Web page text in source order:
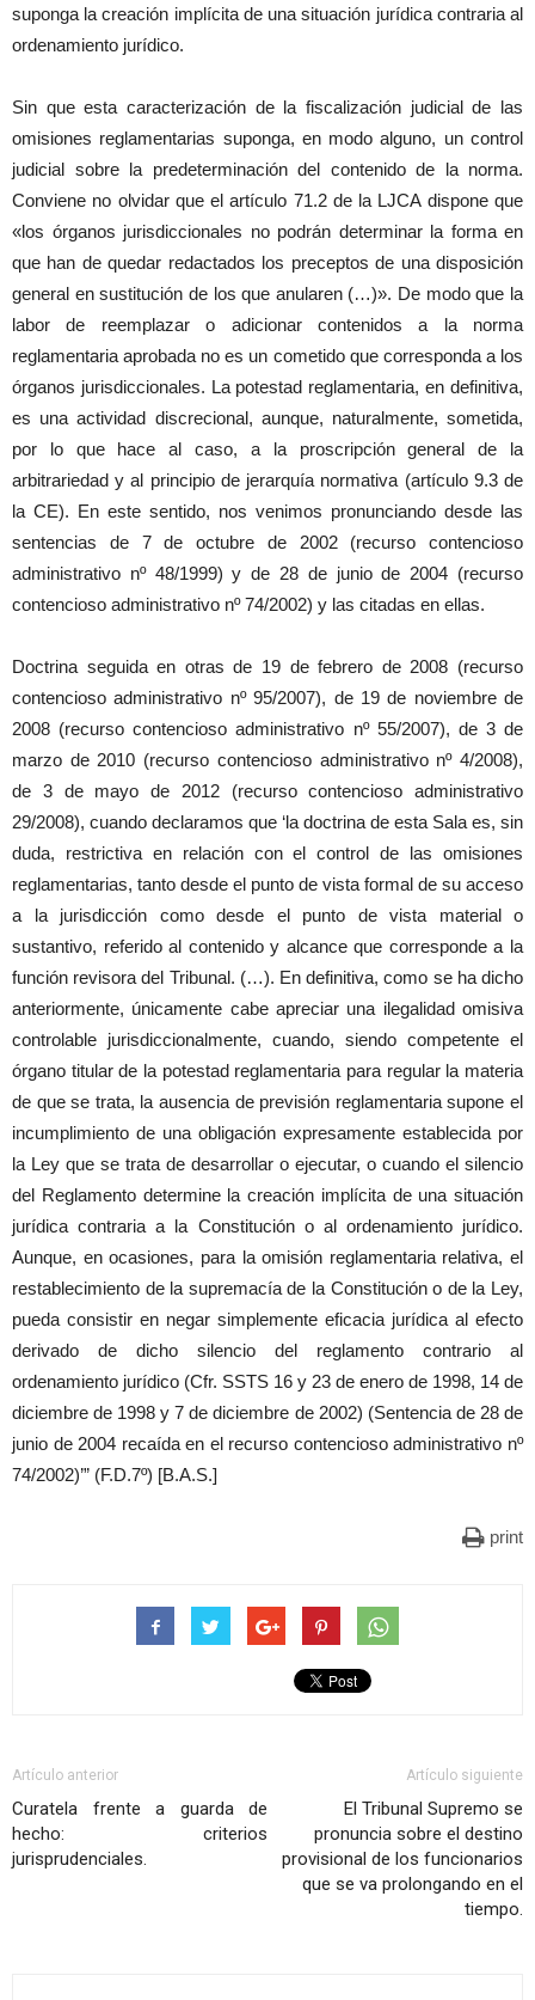
suponga la creación implícita de una situación jurídica contraria al
ordenamiento jurídico.
Sin que esta caracterización de la fiscalización judicial de las
omisiones reglamentarias suponga, en modo alguno, un control
judicial sobre la predeterminación del contenido de la norma.
Conviene no olvidar que el artículo 71.2 de la LJCA dispone que
«los órganos jurisdiccionales no podrán determinar la forma en
que han de quedar redactados los preceptos de una disposición
general en sustitución de los que anularen (…)». De modo que la
labor de reemplazar o adicionar contenidos a la norma
reglamentaria aprobada no es un cometido que corresponda a los
órganos jurisdiccionales. La potestad reglamentaria, en definitiva,
es una actividad discrecional, aunque, naturalmente, sometida,
por lo que hace al caso, a la proscripción general de la
arbitrariedad y al principio de jerarquía normativa (artículo 9.3 de
la CE). En este sentido, nos venimos pronunciando desde las
sentencias de 7 de octubre de 2002 (recurso contencioso
administrativo nº 48/1999) y de 28 de junio de 2004 (recurso
contencioso administrativo nº 74/2002) y las citadas en ellas.
Doctrina seguida en otras de 19 de febrero de 2008 (recurso
contencioso administrativo nº 95/2007), de 19 de noviembre de
2008 (recurso contencioso administrativo nº 55/2007), de 3 de
marzo de 2010 (recurso contencioso administrativo nº 4/2008),
de 3 de mayo de 2012 (recurso contencioso administrativo
29/2008), cuando declaramos que ‘la doctrina de esta Sala es, sin
duda, restrictiva en relación con el control de las omisiones
reglamentarias, tanto desde el punto de vista formal de su acceso
a la jurisdicción como desde el punto de vista material o
sustantivo, referido al contenido y alcance que corresponde a la
función revisora del Tribunal. (…). En definitiva, como se ha dicho
anteriormente, únicamente cabe apreciar una ilegalidad omisiva
controlable jurisdiccionalmente, cuando, siendo competente el
órgano titular de la potestad reglamentaria para regular la materia
de que se trata, la ausencia de previsión reglamentaria supone el
incumplimiento de una obligación expresamente establecida por
la Ley que se trata de desarrollar o ejecutar, o cuando el silencio
del Reglamento determine la creación implícita de una situación
jurídica contraria a la Constitución o al ordenamiento jurídico.
Aunque, en ocasiones, para la omisión reglamentaria relativa, el
restablecimiento de la supremacía de la Constitución o de la Ley,
pueda consistir en negar simplemente eficacia jurídica al efecto
derivado de dicho silencio del reglamento contrario al
ordenamiento jurídico (Cfr. SSTS 16 y 23 de enero de 1998, 14 de
diciembre de 1998 y 7 de diciembre de 2002) (Sentencia de 28 de
junio de 2004 recaída en el recurso contencioso administrativo nº
74/2002)’” (F.D.7º) [B.A.S.]
print
Artículo anterior
Curatela frente a guarda de
hecho: criterios
jurisprudenciales.
Artículo siguiente
El Tribunal Supremo se
pronuncia sobre el destino
provisional de los funcionarios
que se va prolongando en el
tiempo.